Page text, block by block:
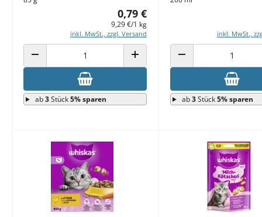
0,79 €
9,29 €/1 kg
inkl. MwSt., zzgl. Versand
ANZAHL VERRINGERN ANZAHL ERHÖHEN
ab3Stück5% sparen
inkl. MwSt.,
ANZAHL VERRINGERN
ab3Stück5% sparen